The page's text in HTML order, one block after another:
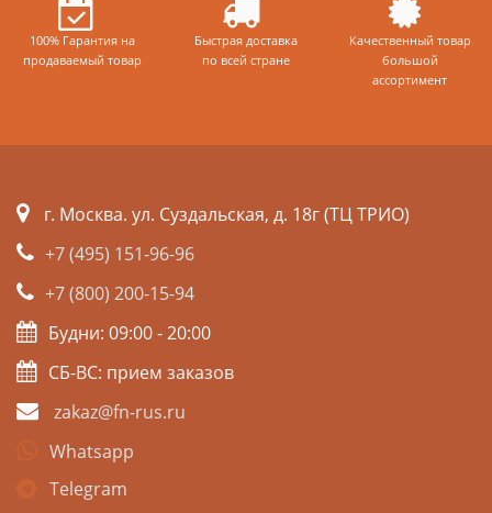
100% Гарантия на
продаваемый товар
Быстрая доставка
по всей стране
Качественный товар
большой
ассортимент
г. Москва. ул. Суздальская, д. 18г (ТЦ ТРИО)
+7 (495) 151-96-96
+7 (800) 200-15-94
Будни: 09:00 - 20:00
СБ-ВС: прием заказов
zakaz@fn-rus.ru
Whatsapp
Telegram